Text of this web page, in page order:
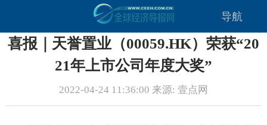
导航
喜报｜天誉置业（00059.HK）荣获“20
21年上市公司年度大奖”
2022-04-24 11:36:00 来源: 壹点网